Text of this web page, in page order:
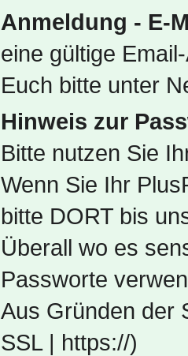
Anmeldung - E-
eine gültige
Euch bitte unter
Hinweis zur
Bitte nutzen Sie
Wenn Sie Ihr
bitte DORT bis
Überall wo es
Passworte
Aus Gründen der
SSL | https://)